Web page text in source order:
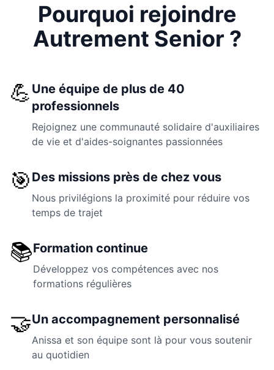
Pourquoi rejoindre
Autrement Senior ?
💪 Une équipe de plus de 40
professionnels
Rejoignez une communauté solidaire d'auxiliaires
de vie et d'aides-soignantes passionnées
🎯 Des missions près de chez vous
Nous privilégions la proximité pour réduire vos
temps de trajet
📚Formation continue
Développez vos compétences avec nos
formations régulières
🤝Un accompagnement personnalisé
Anissa et son équipe sont là pour vous soutenir
au quotidien